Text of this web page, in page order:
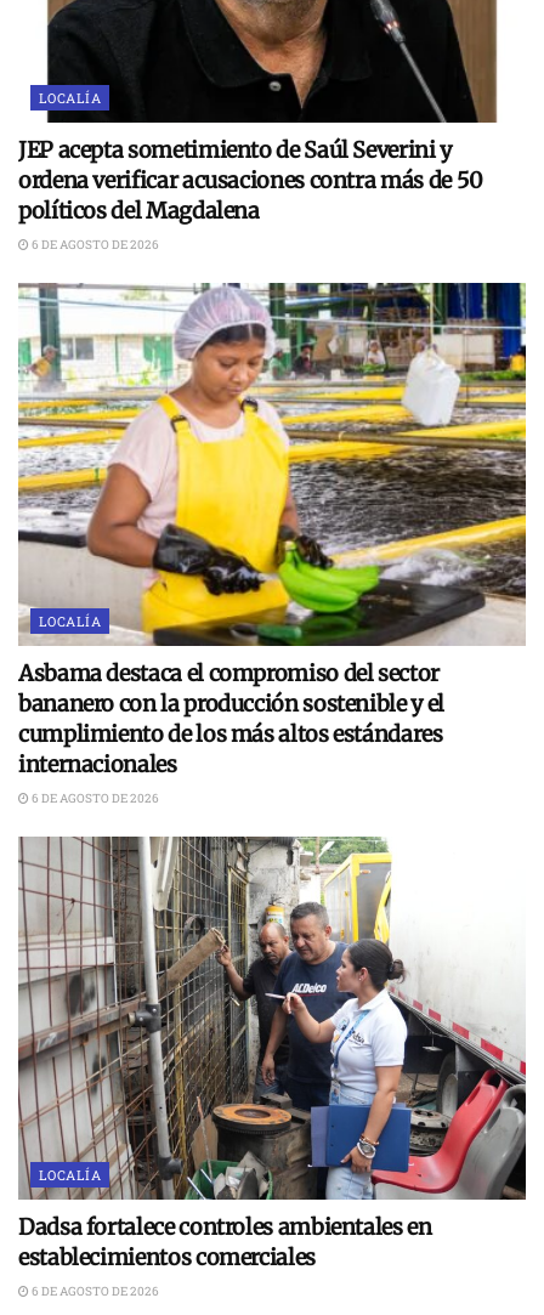
LOCALÍA
JEP acepta sometimiento de Saúl Severini y
ordena verificar acusaciones contra más de 50
políticos del Magdalena
6 DE AGOSTO DE 2026
LOCALÍA
Asbama destaca el compromiso del sector
bananero con la producción sostenible y el
cumplimiento de los más altos estándares
internacionales
6 DE AGOSTO DE 2026
LOCALÍA
Dadsa fortalece controles ambientales en
establecimientos comerciales
6 DE AGOSTO DE 2026